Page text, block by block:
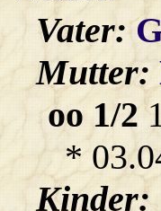
Vater:
Mutter:
oo 1/2
*
Kinder: